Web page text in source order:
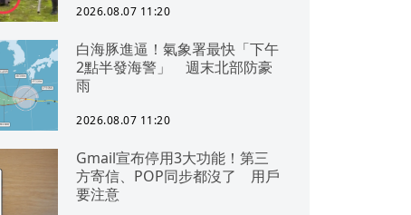
2026.08.07 11:20
白海豚進逼！氣象署最快「下午
2點半發海警」 週末北部防豪
雨
2026.08.07 11:20
Gmail宣布停用3大功能！第三
方寄信、POP同步都沒了 用戶
要注意